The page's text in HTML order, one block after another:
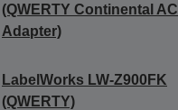
(QWERTY Continental AC
Adapter)
LabelWorks LW-Z900FK
(QWERTY)